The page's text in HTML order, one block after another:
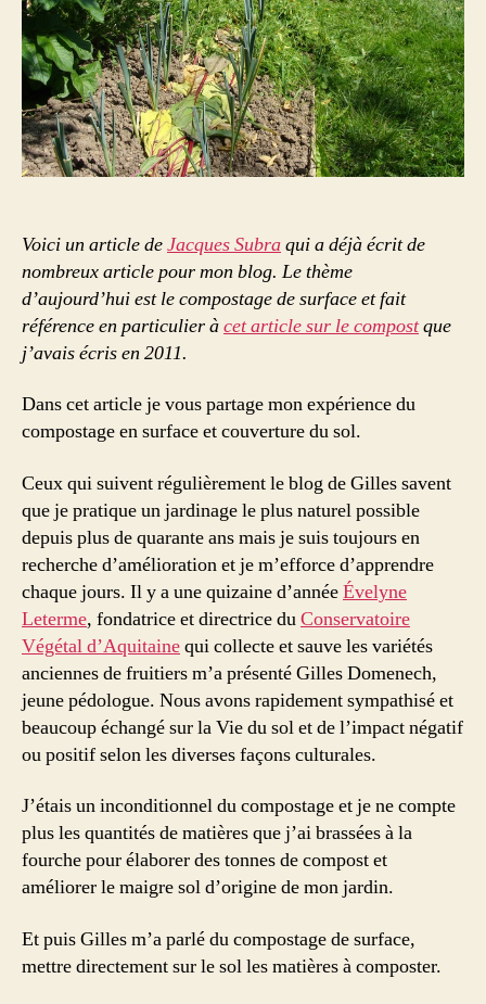
Voici un article deJacques Subraqui a déjà écrit de
nombreux article pour mon blog. Le thème
d’aujourd’hui est le compostage de surface et fait
référence en particulier àcet article sur le compostque
j’avais écris en 2011.
Dans cet article je vous partage mon expérience du
compostage en surface et couverture du sol.
Ceux qui suivent régulièrement le blog de Gilles savent
que je pratique un jardinage le plus naturel possible
depuis plus de quarante ans mais je suis toujours en
recherche d’amélioration et je m’efforce d’apprendre
chaque jours. Il y a une quizaine d’annéeÉvelyne
Leterme, fondatrice et directrice duConservatoire
Végétal d’Aquitainequi collecte et sauve les variétés
anciennes de fruitiers m’a présenté Gilles Domenech,
jeune pédologue. Nous avons rapidement sympathisé et
beaucoup échangé sur la Vie du sol et de l’impact négatif
ou positif selon les diverses façons culturales.
J’étais un inconditionnel du compostage et je ne compte
plus les quantités de matières que j’ai brassées à la
fourche pour élaborer des tonnes de compost et
améliorer le maigre sol d’origine de mon jardin.
Et puis Gilles m’a parlé du compostage de surface,
mettre directement sur le sol les matières à composter.